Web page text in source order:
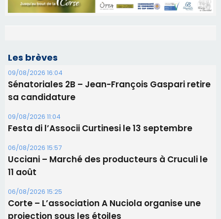
Les brèves
09/08/2026 16:04
Sénatoriales 2B – Jean-François Gaspari retire
sa candidature